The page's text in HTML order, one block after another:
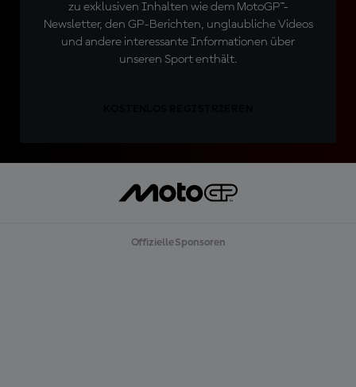
zu exklusiven Inhalten wie dem MotoGP™-
Newsletter, den GP-Berichten, unglaubliche Videos
und andere interessante Informationen über
unseren Sport enthält.
Offizielle Sponsoren